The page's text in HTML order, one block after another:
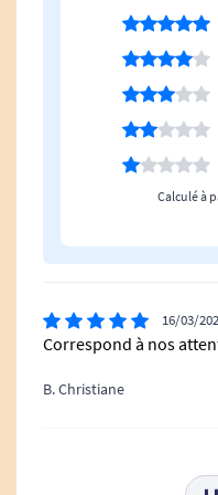
FIXATION :
Au mur: ce
parois pleines (type
placo-plâtre).*
massif.
GARANTIE :
Calculé à
16/03/
Correspond à nos
B. Christiane